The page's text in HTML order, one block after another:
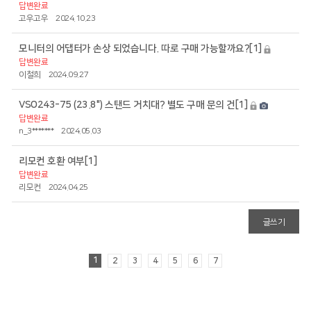
답변완료
고우고우
2024.10.23
모니터의 어댑터가 손상 되었습니다. 따로 구매 가능할까요? [1]
답변완료
이철희
2024.09.27
VSO243-75 (23.8") 스탠드 거치대? 별도 구매 문의 건 [1]
답변완료
n_3*******
2024.05.03
리모컨 호환 여부 [1]
답변완료
리모컨
2024.04.25
글쓰기
1 2 3 4 5 6 7